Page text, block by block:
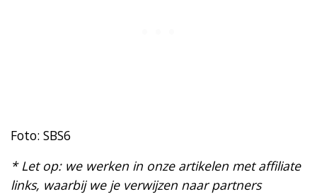
Foto: SBS6
* Let op: we werken in onze artikelen met affiliate
links, waarbij we je verwijzen naar partners